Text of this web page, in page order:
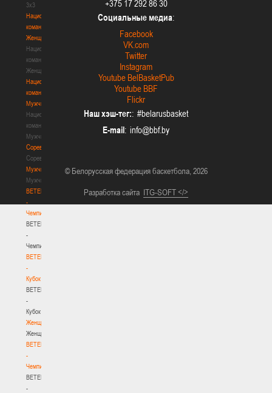
3х3
Национальная
команда.
Женщины
Национальная
команда.
Женщины
Национальная
команда.
Мужчины
Национальная
команда.
Мужчины
Соревнования
Соревнования
Мужчины
Мужчины
BETERA
-
Чемпионат
BETERA
-
Чемпионат
BETERA
-
Кубок
BETERA
-
Кубок
Женщины
Женщины
BETERA
-
Чемпионат
BETERA
-
+375 17 292 86 30
Социальные медиа:
Facebook
VK.com
Twitter
Instagram
Youtube BelBasketPub
Youtube BBF
Flickr
Наш хэш-тег:: #belarusbasket
E-mail:
© Белорусская федерация баскетбола, 2026
Разработка сайта ITG-SOFT </>